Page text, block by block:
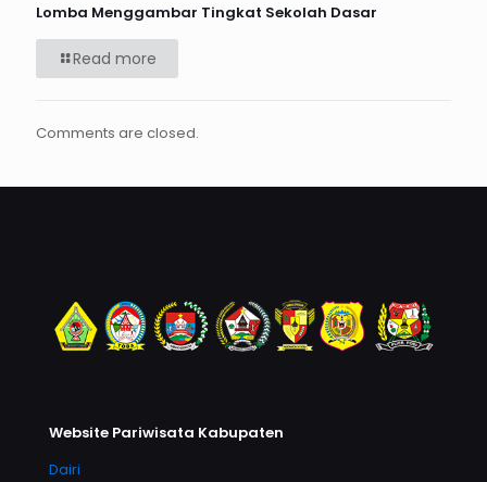
Lomba Menggambar Tingkat Sekolah Dasar
Read more
Comments are closed.
Website Pariwisata Kabupaten
Dairi